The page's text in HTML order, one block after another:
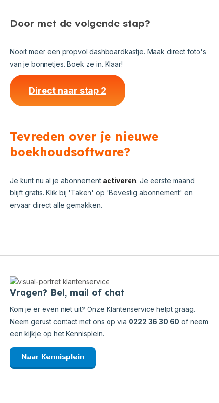
Door met de volgende stap?
Nooit meer een propvol dashboardkastje. Maak direct foto's
van je bonnetjes. Boek ze in. Klaar!
Direct naar stap 2
Tevreden over je nieuwe
boekhoudsoftware?
Je kunt nu al je abonnement activeren. Je eerste maand
blijft gratis. Klik bij 'Taken' op 'Bevestig abonnement' en
ervaar direct alle gemakken.
Vragen? Bel, mail of chat
Kom je er even niet uit? Onze Klantenservice helpt graag.
Neem gerust contact met ons op via 0222 36 30 60 of neem
een kijkje op het Kennisplein.
Naar Kennisplein